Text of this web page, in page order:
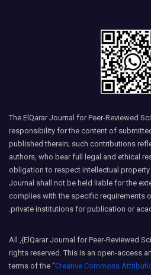
The ElQarar Journal for Peer-Reviewed
responsibility for the content of
published therein; such contributions
authors, who bear full legal and ethical
obligation to respect intellectual property
Journal shall not be held liable for the
complies with the specific requirements
private institutions for publication or
© 2026 {ElQarar Journal for Peer-Reviewed Scientific Research}, All
rights reserved. This is an open-access
terms of the "Creative Commons